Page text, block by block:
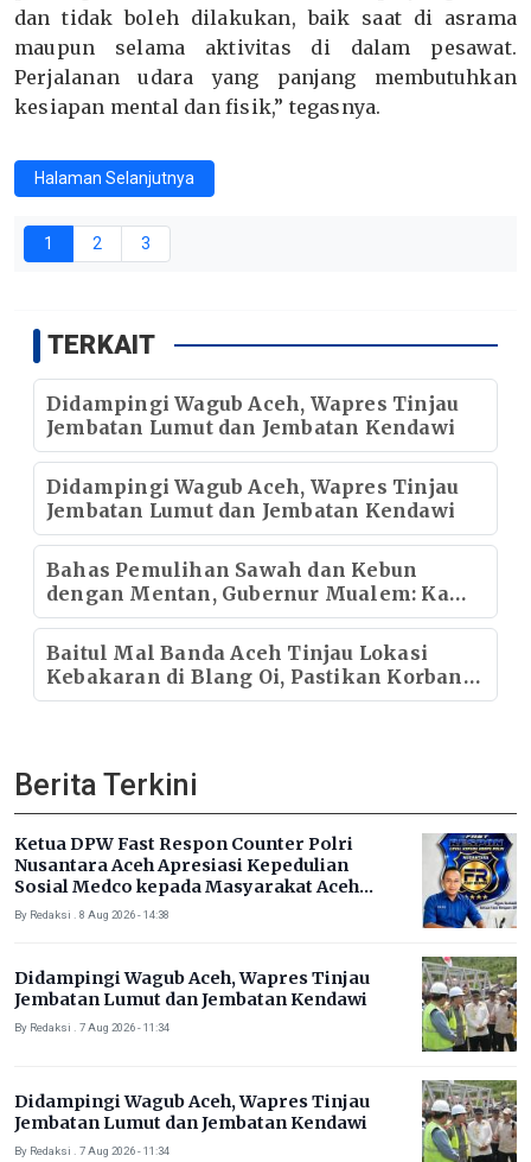
dan tidak boleh dilakukan, baik saat di asrama
maupun selama aktivitas di dalam pesawat.
Perjalanan udara yang panjang membutuhkan
kesiapan mental dan fisik,” tegasnya.
Halaman Selanjutnya
1 2 3
TERKAIT
Didampingi Wagub Aceh, Wapres Tinjau
Jembatan Lumut dan Jembatan Kendawi
Didampingi Wagub Aceh, Wapres Tinjau
Jembatan Lumut dan Jembatan Kendawi
Bahas Pemulihan Sawah dan Kebun
dengan Mentan, Gubernur Mualem: Kami
Butuh Dukungan Pak Menteri
Baitul Mal Banda Aceh Tinjau Lokasi
Kebakaran di Blang Oi, Pastikan Korban
Mendapat Dukungan Kebutuhan Pokok
Berita Terkini
Ketua DPW Fast Respon Counter Polri
Nusantara Aceh Apresiasi Kepedulian
Sosial Medco kepada Masyarakat Aceh
Timur
By Redaksi . 8 Aug 2026 - 14:38
Didampingi Wagub Aceh, Wapres Tinjau
Jembatan Lumut dan Jembatan Kendawi
By Redaksi . 7 Aug 2026 - 11:34
Didampingi Wagub Aceh, Wapres Tinjau
Jembatan Lumut dan Jembatan Kendawi
By Redaksi . 7 Aug 2026 - 11:34